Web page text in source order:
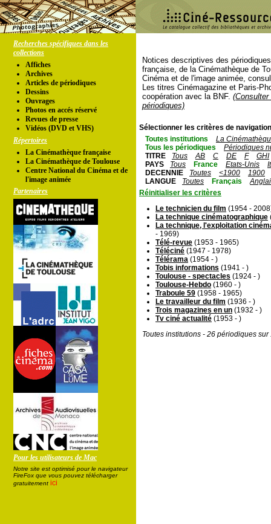
Recherches spécifiques dans les
collections
Affiches
Archives
Articles de périodiques
Dessins
Ouvrages
Photos en accés réservé
Revues de presse
Vidéos (DVD et VHS)
Répertoires
La Cinémathèque française
La Cinémathèque de Toulouse
Centre National du Cinéma et de
l'image animée
Partenaires
Pour les utilisateurs de Mac
Notre site est optimisé pour le navigateur
FireFox que vous pouvez télécharger
gratuitement ici
Notices descriptives des
française, de la Cinémathèque de
Cinéma et de l'image animée,
Les titres Cinémagazine et Paris-
coopération avec la BNF.
périodiques)
Sélectionner les critères de
Toutes institutions
La
Tous les périodiques
Périodiques
TITRE
Tous AB C DE F
GHI
PAYS
Tous France Etats-Unis
DECENNIE
Toutes <1900
1900
LANGUE
Toutes Français
Réinitialiser les critères
Le technicien du film (1954 -
La technique cinématographique
La technique, l'exploitation
- 1969)
Télé-revue (1953 - 1965)
Téléciné (1947 - 1978)
Télérama (1954 - )
Tobis informations (1941 - )
Toulouse - spectacles (1924 - )
Toulouse-Hebdo (1960 - )
Traboule 59 (1958 - 1965)
Le travailleur du film (1936 - )
Trois magazines en un (1932 - )
Tv ciné actualité (1953 - )
Toutes institutions - 26 périodiques sur